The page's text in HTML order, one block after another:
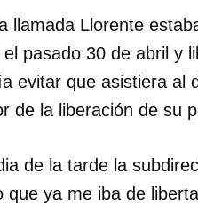
llamada Llorente
pasado 30 de abril y
evitar que asistiera al
de la liberación de su
de la tarde la
que ya me iba de